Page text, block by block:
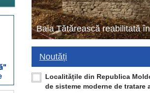
Baia Tătărească reabilitată
Noutăți
Localitățile din Republica
de sisteme moderne de tratare